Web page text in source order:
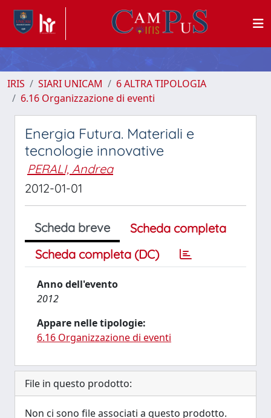
IRIS SIARI UNICAM
6 ALTRA TIPOLOGIA
6.16 Organizzazione di eventi
Energia Futura. Materiali e
tecnologie innovative
PERALI, Andrea
2012-01-01
Scheda breve
Scheda completa
Scheda completa (DC)
Anno dell'evento
2012
Appare nelle tipologie:
6.16 Organizzazione di eventi
File in questo prodotto:
Non ci sono file associati a questo prodotto.